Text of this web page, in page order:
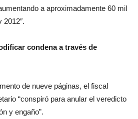
a aproximadamente 60 mil
2012″.
condena a través de
de nueve páginas, el fiscal
“conspiró para anular el veredicto
y engaño”.